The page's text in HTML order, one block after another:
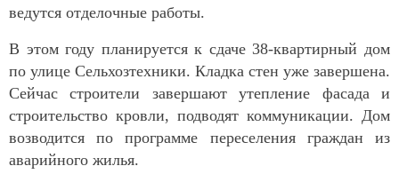
ведутся отделочные работы.
В этом году планируется к сдаче 38-квартирный дом
по улице Сельхозтехники. Кладка стен уже завершена.
Сейчас строители завершают утепление фасада и
строительство кровли, подводят коммуникации. Дом
возводится по программе переселения граждан из
аварийного жилья.